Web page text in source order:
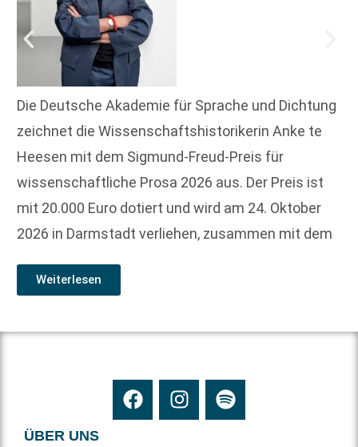
Die Deutsche Akademie für Sprache und Dichtung
zeichnet die Wissenschaftshistorikerin Anke te
Heesen mit dem Sigmund-Freud-Preis für
wissenschaftliche Prosa 2026 aus. Der Preis ist
mit 20.000 Euro dotiert und wird am 24. Oktober
2026 in Darmstadt verliehen, zusammen mit dem
Weiterlesen
ÜBER UNS